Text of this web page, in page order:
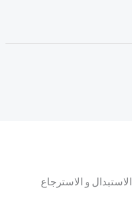
الاستبدال و الاسترجاع